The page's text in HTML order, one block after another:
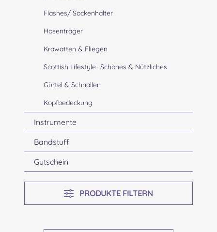
Flashes/ Sockenhalter
Hosenträger
Krawatten & Fliegen
Scottish Lifestyle- Schönes & Nützliches
Gürtel & Schnallen
Kopfbedeckung
Instrumente
Bandstuff
Gutschein
PRODUKTE FILTERN